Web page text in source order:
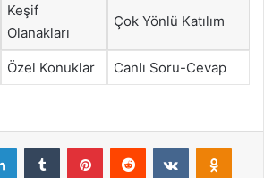
Keşif
Olanakları
Çok Yönlü Katılım
Özel Konuklar Canlı Soru-Cevap
LinkedInTumblr PinterestReddit VKontakte